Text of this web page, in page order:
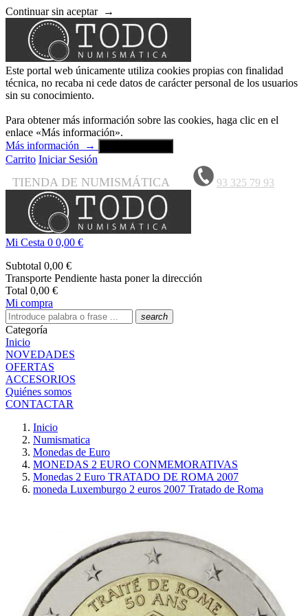
Continuar sin aceptar →
Este portal web únicamente utiliza cookies propias con finalidad
técnica, no recaba ni cede datos de carácter personal de los usuarios
sin su conocimiento.
Para obtener más información sobre las cookies, haga clic en el
enlace «Más información».
Más información
→
Carrito Iniciar Sesión
TIENDA DE NUMISMÁTICA 93 325 79 93
Mi Cesta 0 0,00 €
Subtotal 0,00 €
Transporte Pendiente hasta poner la dirección
Total 0,00 €
Mi compra
search
Categoría
Inicio
NOVEDADES
OFERTAS
ACCESORIOS
Quiénes somos
CONTACTAR
Inicio
Numismatica
Monedas de Euro
MONEDAS 2 EURO CONMEMORATIVAS
Monedas 2 Euro TRATADO DE ROMA 2007
moneda Luxemburgo 2 euros 2007 Tratado de Roma